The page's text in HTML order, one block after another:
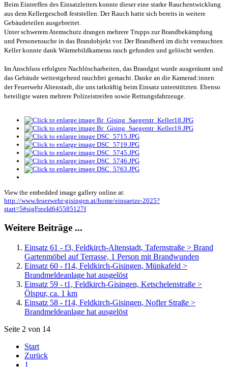
Beim Eintreffen des Einsatzleiters konnte dieser eine starke Rauchentwicklung
aus dem Kellergeschoß feststellen. Der Rauch hatte sich bereits in weitere
Gebäudeteilen ausgebreitet.
Unter schwerem Atemschutz drangen mehrere Trupps zur Brandbekämpfung
und Personensuche in das Brandobjekt vor. Der Brandherd im dicht verrauchten
Keller konnte dank Wärmebildkameras rasch gefunden und gelöscht werden.
Im Anschluss erfolgten Nachlöscharbeiten, das Brandgut wurde ausgeräumt und
das Gebäude weitestgehend rauchfrei gemacht. Danke an die Kamerad:innen
der Feuerwehr Altenstadt, die uns tatkräftig beim Einsatz unterstützten. Ebenso
beteiligte waren mehrere Polizeistreifen sowie Rettungsfahrzeuge.
View the embedded image gallery online at:
http://www.feuerwehr-gisingen.at/home/einsaetze-2025?
start=5#sigFreeId645585127f
Weitere Beiträge ...
Einsatz 61 - f3, Feldkirch-Altenstadt, Tafernstraße > Brand
Gartenmöbel auf Terrasse, 1 Person mit Brandwunden
Einsatz 60 - f14, Feldkirch-Gisingen, Münkafeld >
Brandmeldeanlage hat ausgelöst
Einsatz 59 - t1, Feldkirch-Gisingen, Ketschelenstraße >
Ölspur, ca. 1 km
Einsatz 58 - f14, Feldkirch-Gisingen, Nofler Straße >
Brandmeldeanlage hat ausgelöst
Seite 2 von 14
Start
Zurück
1